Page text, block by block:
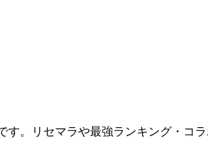
。リセマラや最強ランキング・コ